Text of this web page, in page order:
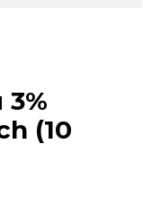
(10